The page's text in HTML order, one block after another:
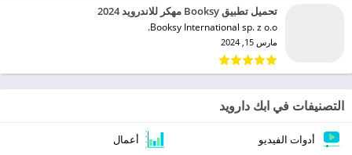
تحميل تطبيق Booksy مهكر للاندرويد 2024
Booksy International sp. z o.o.‏
مارس 15, 2024
التصنيفات في ابك دارويد
أدوات الفيديو أعمال